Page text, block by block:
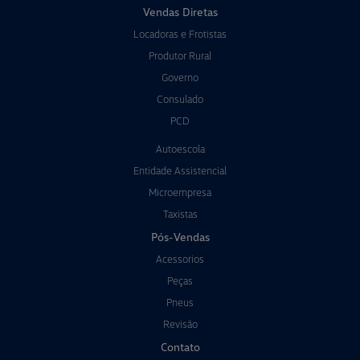
Vendas Diretas
Locadoras e Frotistas
Produtor Rural
Governo
Consulado
PCD
Autoescola
Entidade Assistencial
Microempresa
Taxistas
Pós-Vendas
Acessorios
Peças
Pneus
Revisão
Contato